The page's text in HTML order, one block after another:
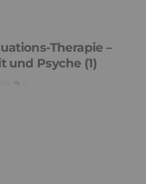
Therapie –
und Psyche (1)